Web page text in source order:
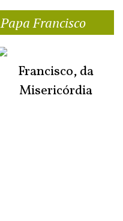
Papa Francisco
Francisco, da
Misericórdia